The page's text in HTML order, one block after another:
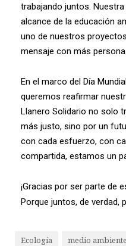
trabajando juntos.
alcance de la educación
uno de nuestros
mensaje con más
En el marco del Día
queremos reafirmar
Llanero Solidario no solo
más justo, sino por un
con cada esfuerzo, con
compartida, estamos un
¡Gracias por ser parte de
Porque juntos, de verdad,
Ecología medio ambiente